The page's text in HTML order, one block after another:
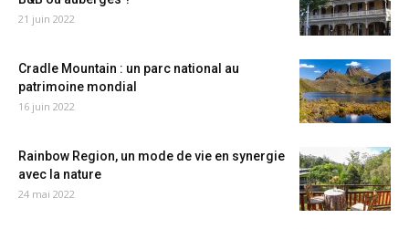
21 juin 2022
Cradle Mountain : un parc national au
patrimoine mondial
16 juin 2022
Rainbow Region, un mode de vie en synergie
avec la nature
24 mai 2022